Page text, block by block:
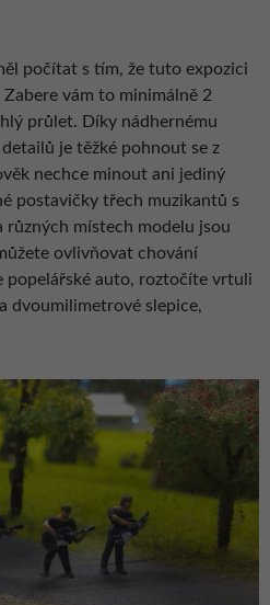
počítat s tím, že tuto expozici
vám to minimálně 2
průlet. Díky nádhernému
je těžké pohnout se z
nechce minout ani jediný
postavičky třech muzikantů s
různých místech modelu jsou
ovlivňovat chování
popelářské auto, roztočíte vrtuli
dvoumilimetrové slepice,